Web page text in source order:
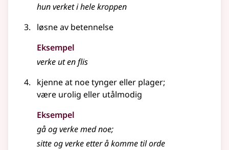
hunverketi hele kroppen
løsne av betennelse
Eksempel
verke ut en flis
kjenne at noe tynger eller plager;
være urolig eller utålmodig
Eksempel
gå ogverkemed noe;
sitte ogverkeetter å komme til orde